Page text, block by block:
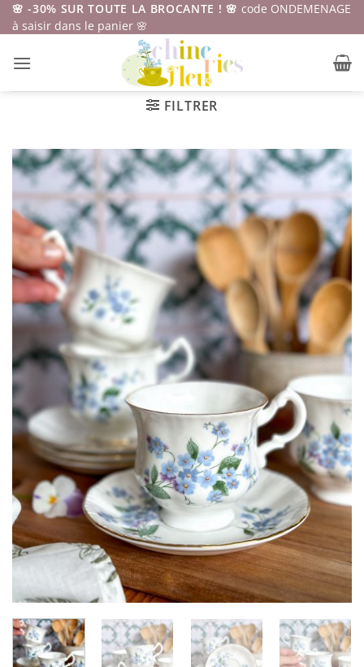
Passer
au
🌸 -30% SUR TOUTE LA BROCANTE ! 🌸 code ONDEMENAGE
à saisir dans le panier 🌸
FILTRER